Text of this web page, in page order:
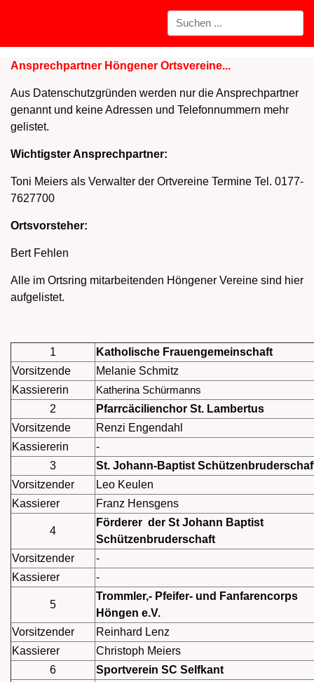
Ansprechpartner Höngener Ortsvereine...
Aus Datenschutzgründen werden nur die Ansprechpartner
genannt und keine Adressen und Telefonnummern mehr
gelistet.
Wichtigster Ansprechpartner:
Toni Meiers als Verwalter der Ortvereine Termine Tel. 0177-
7627700
Ortsvorsteher:
Bert Fehlen
Alle im Ortsring mitarbeitenden Höngener Vereine sind hier
aufgelistet.
1
Katholische Frauengemeinschaft
Vorsitzende
Melanie Schmitz
Kassiererin
Katherina Schürmanns
2
Pfarrcäcilienchor St. Lambertus
Vorsitzende
Renzi Engendahl
Kassiererin
-
3
St. Johann-Baptist
Vorsitzender
Leo Keulen
Kassierer
Franz Hensgens
4
Förderer der St Johann Baptist
Schützenbruderschaft
Vorsitzender
-
Kassierer
-
5
Trommler,- Pfeifer- und Fanfarencorps
Höngen e.V.
Vorsitzender
Reinhard Lenz
Kassierer
Christoph Meiers
6
Sportverein SC Selfkant